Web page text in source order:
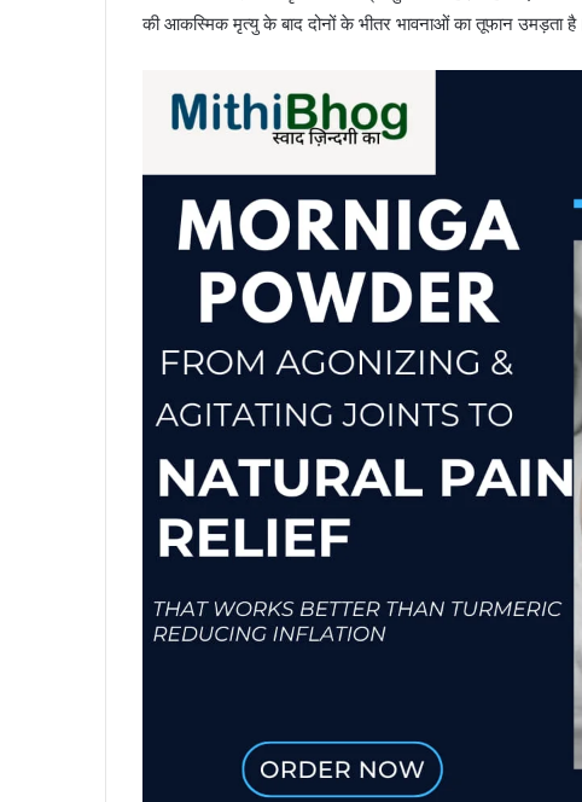
की आकस्मिक मृत्यु के बाद दोनों के भीतर भावनाओं का तूफान उमड़ता